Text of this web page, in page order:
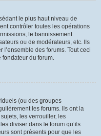
le plus haut niveau de
contrôler toutes les opérations
le bannissement
ou de modérateurs, etc. Ils
des forums. Tout ceci
du forum.
(ou des groupes
les forums. Ils ont la
les verrouiller, les
diviser dans le forum qu’ils
sont présents pour que les